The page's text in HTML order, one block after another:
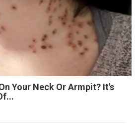
Your Neck Or Armpit? It's